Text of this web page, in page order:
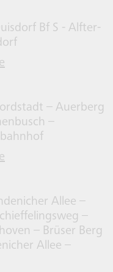
Bf S - Alfter-
884 gehen
– Auerberg
–
N1 gehen
Allee –
–
– Brüser Berg
Allee –